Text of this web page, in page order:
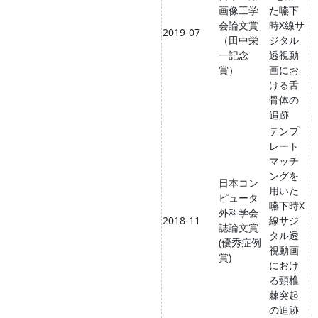
2019-07
画像工学
会論文賞
（田中栄
一記念
賞）
た嚥下
時X線サ
ジタル
透視動
画にお
ける舌
骨体の
追跡
2018-11
日本コン
ピュータ
外科学会
誌論文賞
(優秀症例
賞)
テンプ
レート
マッチ
ングを
用いた
嚥下時X
線サジ
タル透
視動画
におけ
る頸椎
棘突起
の追跡